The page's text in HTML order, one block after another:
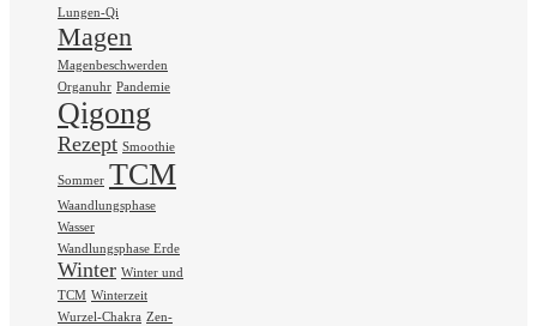
Lungen-Qi
Magen
Magenbeschwerden
Organuhr Pandemie
Qigong
Rezept Smoothie
Sommer TCM
Waandlungsphase
Wasser
Wandlungsphase Erde
Winter Winter und
TCM Winterzeit
Wurzel-Chakra Zen-